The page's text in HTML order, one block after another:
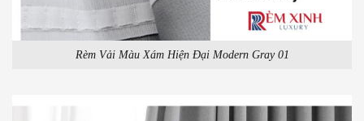
Rèm Vải Màu Xám Hiện Đại Modern Gray 01